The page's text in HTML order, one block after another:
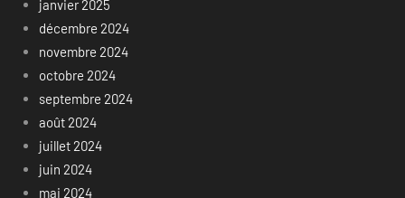
janvier 2025
décembre 2024
novembre 2024
octobre 2024
septembre 2024
août 2024
juillet 2024
juin 2024
mai 2024